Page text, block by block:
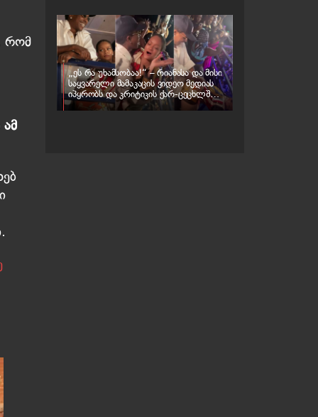
რომ
„ეს რა უხამსობაა!“ – რიანასა და მისი
საყვარელი მამაკაცის ვიდეო მედიას
იპყრობს და კრიტიკის ქარ-ცეცხლში
ეხვევა